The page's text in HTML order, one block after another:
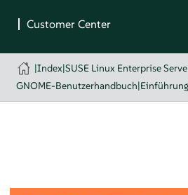
|Index|SUSE Linux Enterprise
GNOME-Benutzerhandbuch|Einführung